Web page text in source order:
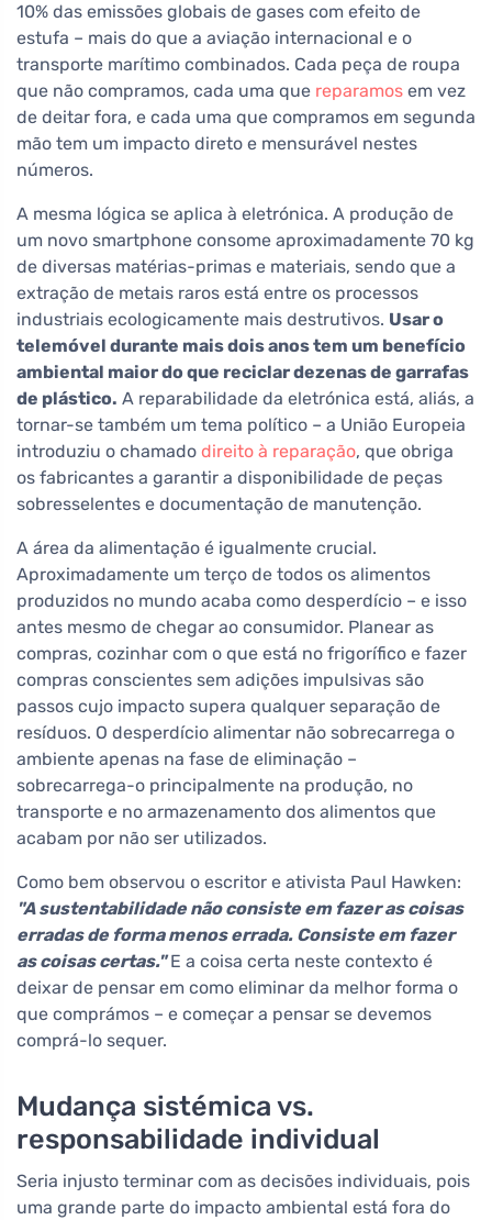
10% das emissões globais de gases com efeito de
estufa – mais do que a aviação internacional e o
transporte marítimo combinados. Cada peça de roupa
que não compramos, cada uma que reparamos em vez
de deitar fora, e cada uma que compramos em segunda
mão tem um impacto direto e mensurável nestes
números.
A mesma lógica se aplica à eletrónica. A produção de
um novo smartphone consome aproximadamente 70 kg
de diversas matérias-primas e materiais, sendo que a
extração de metais raros está entre os processos
industriais ecologicamente mais destrutivos. Usar o
telemóvel durante mais dois anos tem um benefício
ambiental maior do que reciclar dezenas de garrafas
de plástico. A reparabilidade da eletrónica está, aliás, a
tornar-se também um tema político – a União Europeia
introduziu o chamado direito à reparação, que obriga
os fabricantes a garantir a disponibilidade de peças
sobresselentes e documentação de manutenção.
A área da alimentação é igualmente crucial.
Aproximadamente um terço de todos os alimentos
produzidos no mundo acaba como desperdício – e isso
antes mesmo de chegar ao consumidor. Planear as
compras, cozinhar com o que está no frigorífico e fazer
compras conscientes sem adições impulsivas são
passos cujo impacto supera qualquer separação de
resíduos. O desperdício alimentar não sobrecarrega o
ambiente apenas na fase de eliminação –
sobrecarrega-o principalmente na produção, no
transporte e no armazenamento dos alimentos que
acabam por não ser utilizados.
Como bem observou o escritor e ativista Paul Hawken:
"A sustentabilidade não consiste em fazer as coisas
erradas de forma menos errada. Consiste em fazer
as coisas certas."E a coisa certa neste contexto é
deixar de pensar em como eliminar da melhor forma o
que comprámos – e começar a pensar se devemos
comprá-lo sequer.
Mudança sistémica vs.
responsabilidade individual
Seria injusto terminar com as decisões individuais, pois
uma grande parte do impacto ambiental está fora do